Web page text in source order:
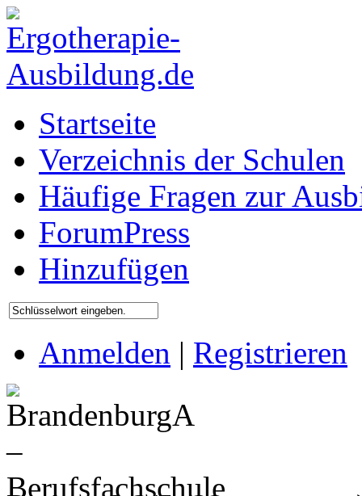
Startseite
Verzeichnis der Schulen
Häufige Fragen zur
ForumPress
Hinzufügen
Anmelden | Registrieren